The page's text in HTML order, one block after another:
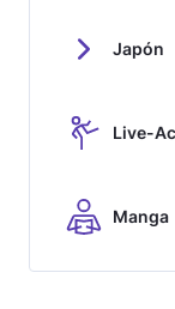
Japón
Live-
Manga